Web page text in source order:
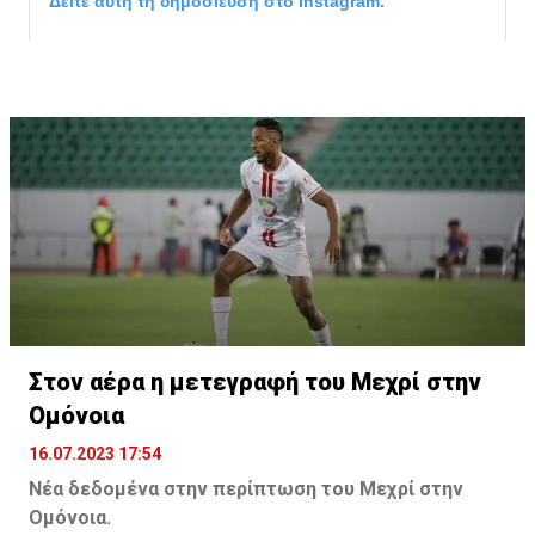
Στον αέρα η μετεγραφή του Μεχρί στην
Ομόνοια
16.07.2023 17:54
Νέα δεδομένα στην περίπτωση του Μεχρί στην
Ομόνοια.